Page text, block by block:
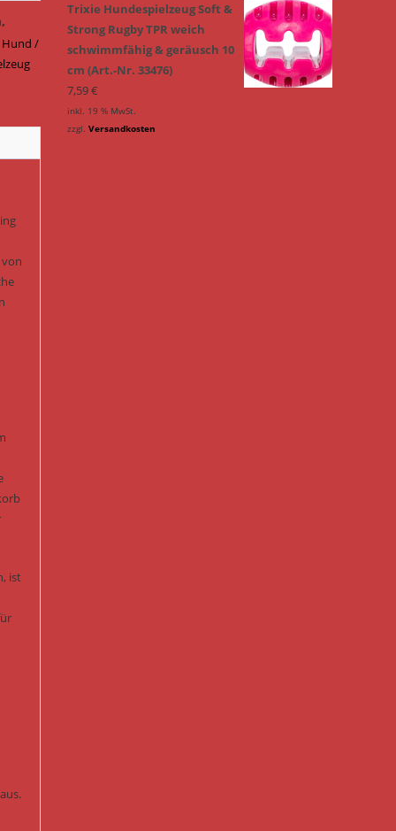
,
Hund /
ist
Trixie Hundespielzeug Soft &
Strong Rugby TPR weich
schwimmfähig & geräusch 10
cm (Art.-Nr. 33476)
7,59€
inkl. 19 % MwSt.
zzgl. Versandkosten